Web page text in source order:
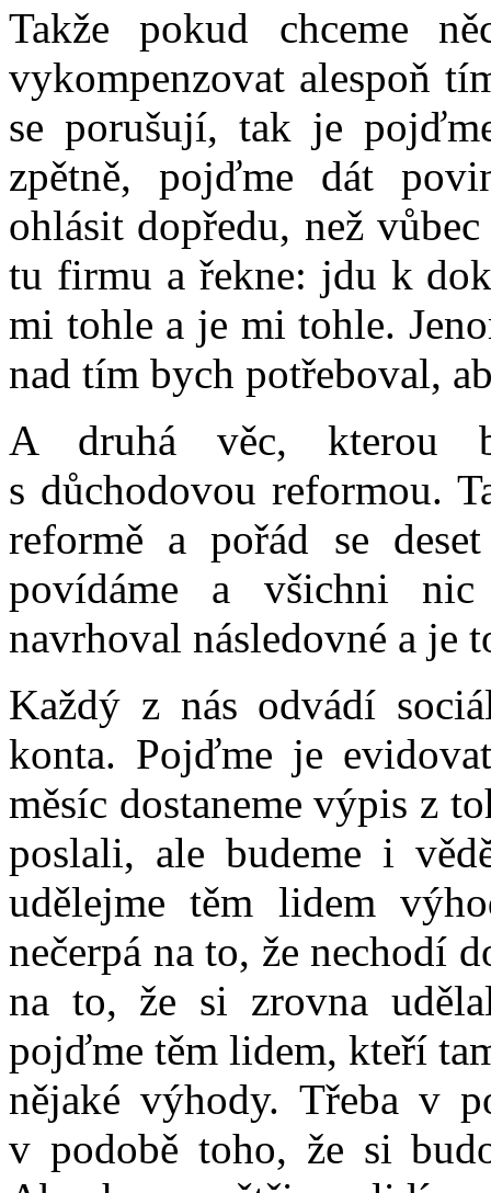
Takže pokud chceme
vykompenzovat alespoň
se porušují, tak je
zpětně, pojďme dát
ohlásit dopředu, než
tu firmu a řekne: jdu k
mi tohle a je mi tohle.
nad tím bych potřeboval,
A druhá věc, kterou
s důchodovou reformou.
reformě a pořád se
povídáme a všichni
navrhoval následovné a je
Každý z nás odvádí
konta. Pojďme je
měsíc dostaneme výpis z
poslali, ale budeme i
udělejme těm lidem
nečerpá na to, že nechodí
na to, že si zrovna
pojďme těm lidem, kteří
nějaké výhody. Třeba v
v podobě toho, že si